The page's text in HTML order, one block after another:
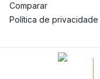
Comparar
Política de privacidade